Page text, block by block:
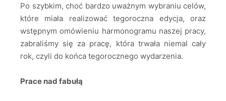
Po szybkim, choć bardzo uważnym wybraniu celów,
które miała realizować tegoroczna edycja, oraz
wstępnym omówieniu harmonogramu naszej pracy,
zabraliśmy się za pracę, która trwała niemal cały
rok, czyli do końca tegorocznego wydarzenia.
Prace nad fabułą